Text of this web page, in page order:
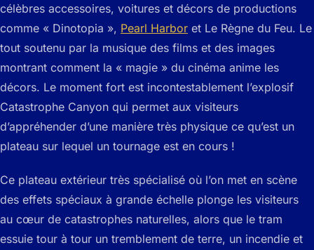
célèbres accessoires, voitures et décors de productions
comme « Dinotopia », Pearl Harbor et Le Règne du Feu. Le
tout soutenu par la musique des films et des images
montrant comment la « magie » du cinéma anime les
décors. Le moment fort est incontestablement l’explosif
Catastrophe Canyon qui permet aux visiteurs
d’appréhender d’une manière très physique ce qu’est un
plateau sur lequel un tournage est en cours !
Ce plateau extérieur très spécialisé où l’on met en scène
des effets spéciaux à grande échelle plonge les visiteurs
au cœur de catastrophes naturelles, alors que le tram
essuie tour à tour un tremblement de terre, un incendie et